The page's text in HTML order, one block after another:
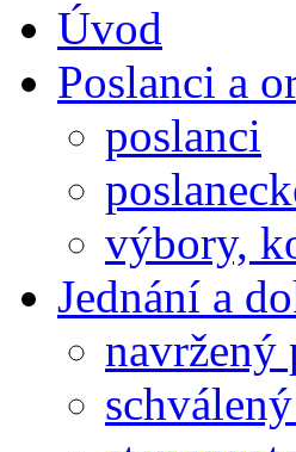
Úvod
Poslanci a
poslanci
výbory,
Jednání a
navržený